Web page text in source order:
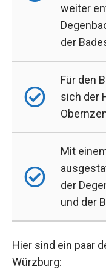
weiter
der
Für den
sich der
Mit
der
und der
Hier sind ein paar
Würzburg: